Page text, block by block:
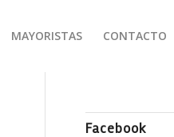
MAYORISTAS CONTACTO
Facebook